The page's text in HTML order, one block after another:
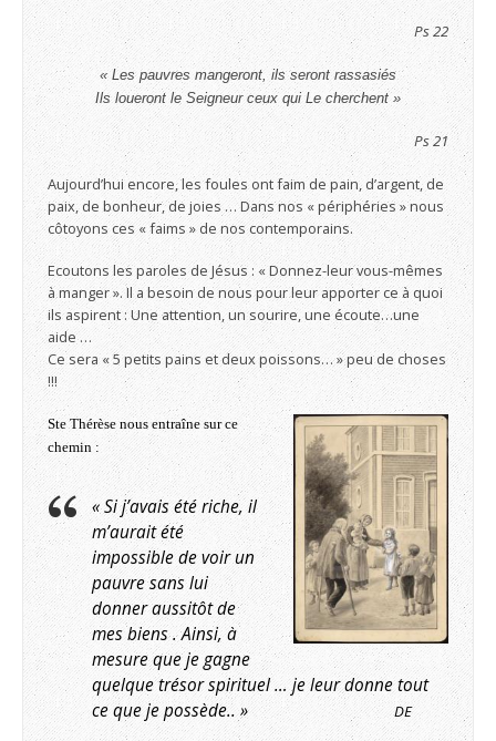
Ps 22
« Les pauvres mangeront, ils seront rassasiés
Ils loueront le Seigneur ceux qui Le cherchent »
Ps 21
Aujourd’hui encore, les foules ont faim de pain, d’argent, de
paix, de bonheur, de joies … Dans nos « périphéries » nous
côtoyons ces « faims » de nos contemporains.
Ecoutons les paroles de Jésus : « Donnez-leur vous-mêmes
à manger ». Il a besoin de nous pour leur apporter ce à quoi
ils aspirent : Une attention, un sourire, une écoute…une
aide …
Ce sera « 5 petits pains et deux poissons… » peu de choses
!!!
Ste Thérèse nous entraîne sur ce
chemin :
« Si j’avais été riche, il
m’aurait été
impossible de voir un
pauvre sans lui
donner aussitôt de
mes biens . Ainsi, à
mesure que je gagne
quelque trésor spirituel … je leur donne tout
ce que je possède.. »DE